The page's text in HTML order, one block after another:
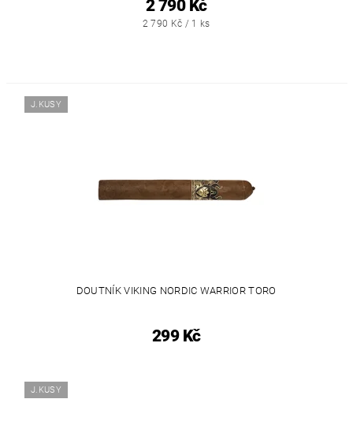
2 790 Kč
2 790 Kč / 1 ks
J.KUSY
DOUTNÍK VIKING NORDIC WARRIOR TORO
299 Kč
J.KUSY